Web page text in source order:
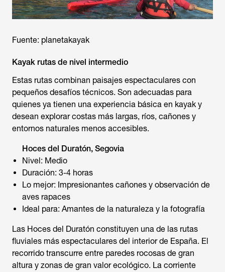
Fuente: planetakayak
Kayak rutas de nivel intermedio
Estas rutas combinan paisajes espectaculares con
pequeños desafíos técnicos. Son adecuadas para
quienes ya tienen una experiencia básica en kayak y
desean explorar costas más largas, ríos, cañones y
entornos naturales menos accesibles.
Hoces del Duratón, Segovia
Nivel: Medio
Duración: 3-4 horas
Lo mejor: Impresionantes cañones y observación de
aves rapaces
Ideal para: Amantes de la naturaleza y la fotografía
Las Hoces del Duratón constituyen una de las rutas
fluviales más espectaculares del interior de España. El
recorrido transcurre entre paredes rocosas de gran
altura y zonas de gran valor ecológico. La corriente